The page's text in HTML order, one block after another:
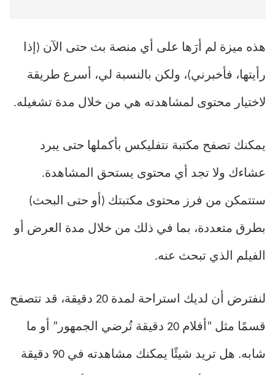
هذه ميزة لم أرَها على أي منصة بث حتى الآن (إذا
رأيتها، فأخبرني)، ولكن بالنسبة لي، أسرع طريقة
لاختيار محتوى لمشاهدته هي من خلال مدة تشغيله.
يمكنك تصفح مكتبة نتفليكس بأكملها حتى يبرد
عشاءك ولا تجد أي محتوى يستحق المشاهدة.
ستتمكن من فرز محتوى مكتبتك (أو حتى البحث)
بطرق متعددة، بما في ذلك من خلال مدة العرض أو
الفيلم الذي تبحث عنه.
لنفترض أن لديك استراحة لمدة 20 دقيقة، قد تتصفح
قسمًا مثل “أفلام 20 دقيقة تُرضي الجمهور” أو ما
شابه. هل تريد شيئًا يمكنك مشاهدته في 90 دقيقة